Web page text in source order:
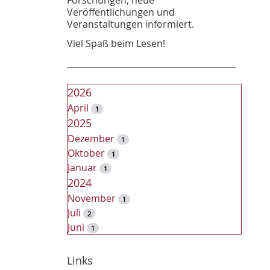
Veröffentlichungen und
Veranstaltungen informiert.
Viel Spaß beim Lesen!
2026
April 1
2025
Dezember 1
Oktober 1
Januar 1
2024
November 1
Juli 2
Juni 1
Dezember
Links